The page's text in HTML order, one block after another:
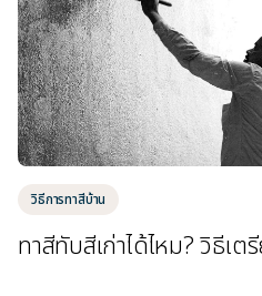
วิธีการทาสีบ้าน
ทาสีทับสีเก่าได้ไหม? วิธีเ